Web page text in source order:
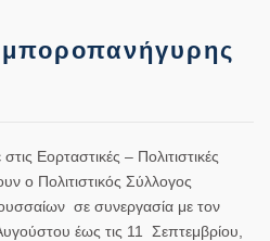
Εορταστικές – Πολιτιστικές
ο Πολιτιστικός Σύλλογος
σε συνεργασία με τον
έως τις 11 Σεπτεμβρίου,